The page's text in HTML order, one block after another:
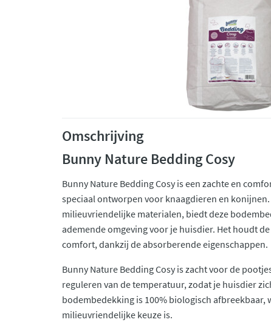
Omschrijving
Bunny Nature Bedding Cosy
Bunny Nature Bedding Cosy is een zachte en
speciaal ontworpen voor knaagdieren en
milieuvriendelijke materialen, biedt deze
ademende omgeving voor je huisdier. Het houdt
comfort, dankzij de absorberende eigenschappen.
Bunny Nature Bedding Cosy is zacht voor de
reguleren van de temperatuur, zodat je huisdier
bodembedekking is 100% biologisch afbreekbaar,
milieuvriendelijke keuze is.